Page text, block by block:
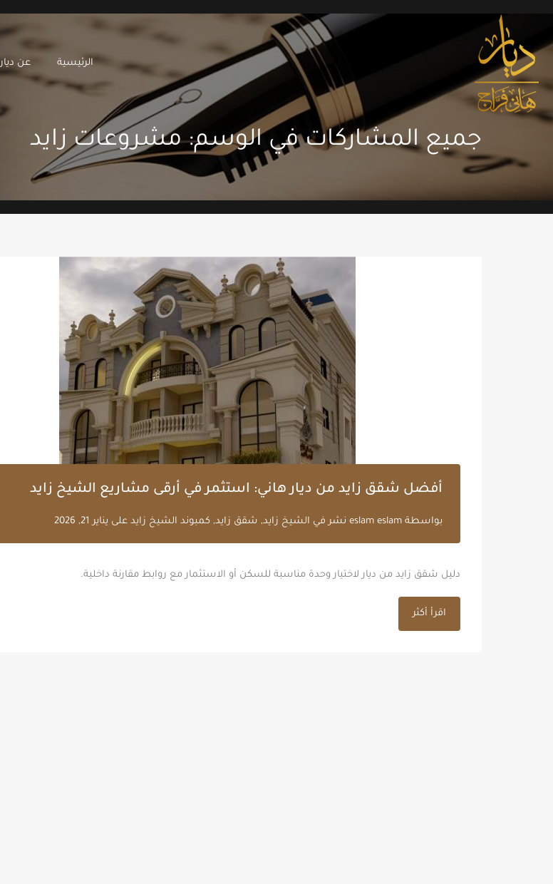
الرئيسية عن ديار
جميع المشاركات في الوسم: مشروعات زايد
أفضل شقق زايد من ديار هاني: استثمر في أرقى مشاريع الشيخ زايد
بواسطة eslam eslam نشر في الشيخ زايد, شقق زايد, كمبوند الشيخ زايد على يناير 21, 2026
دليل شقق زايد من ديار لاختيار وحدة مناسبة للسكن أو الاستثمار مع روابط مقارنة داخلية.
اقرأ أكثر